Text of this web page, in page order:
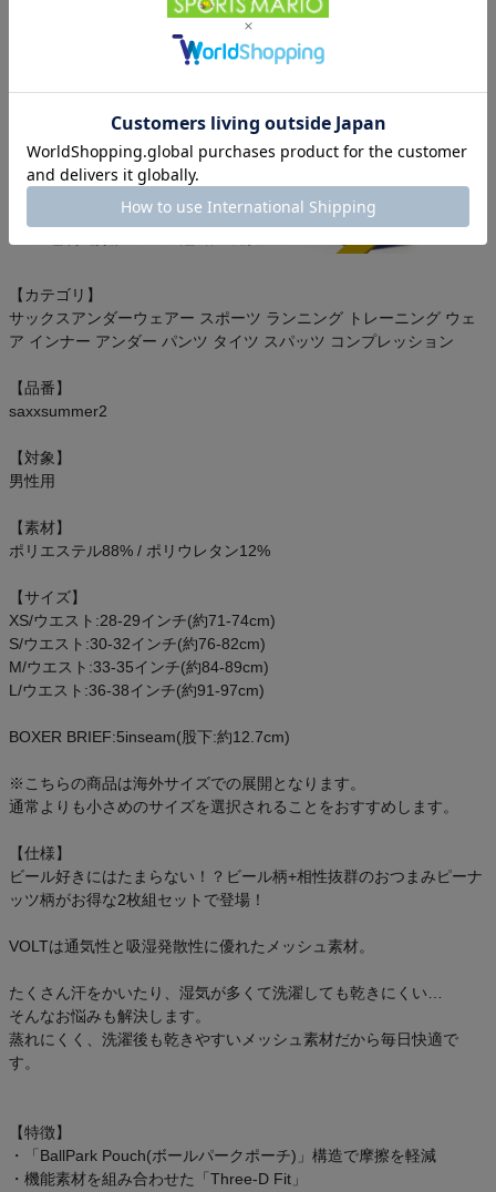
【カテゴリ】
サックスアンダーウェアー スポーツ ランニング トレーニング ウェ
ア インナー アンダー パンツ タイツ スパッツ コンプレッション
【品番】
saxxsummer2
【対象】
男性用
【素材】
ポリエステル88% / ポリウレタン12%
【サイズ】
XS/ウエスト:28-29インチ(約71-74cm)
S/ウエスト:30-32インチ(約76-82cm)
M/ウエスト:33-35インチ(約84-89cm)
L/ウエスト:36-38インチ(約91-97cm)
BOXER BRIEF:5inseam(股下:約12.7cm)
※こちらの商品は海外サイズでの展開となります。
通常よりも小さめのサイズを選択されることをおすすめします。
【仕様】
ビール好きにはたまらない！？ビール柄+相性抜群のおつまみピーナ
ッツ柄がお得な2枚組セットで登場！
VOLTは通気性と吸湿発散性に優れたメッシュ素材。
たくさん汗をかいたり、湿気が多くて洗濯しても乾きにくい…
そんなお悩みも解決します。
蒸れにくく、洗濯後も乾きやすいメッシュ素材だから毎日快適で
す。
【特徴】
・「BallPark Pouch(ボールパークポーチ)」構造で摩擦を軽減
・機能素材を組み合わせた「Three-D Fit」